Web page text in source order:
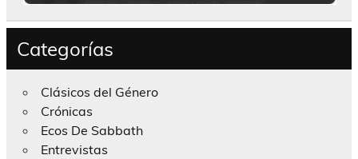
Categorías
Clásicos del Género
Crónicas
Ecos De Sabbath
Entrevistas